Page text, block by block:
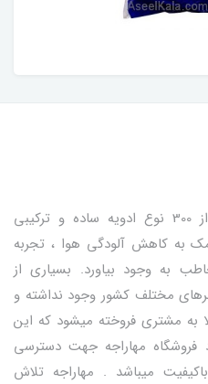
فروشگاه مهاراجه با تنوع بیش از 300 نوع ادویه ساده و ترکیبی
به کاهش آلودگی هوا ، تجربه
به وجود بیاورد. بسیاری از
مختلف کشور وجود نداشته و
به مشتری فروخته میشود که این
فروشگاه مهاراجه جهت دسترسی
میباشد . مهاراجه تلاش